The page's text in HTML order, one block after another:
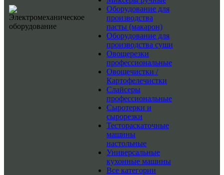
Оборудование для
производства
пасты (макарон)
Оборудование для
производства суши
Овощерезки
профессиональные
Овощечистки /
Картофелечистки
Слайсеры
профессиональные
Сыротерки и
сырорезки
Тестораскаточные
машины
настольные
Универсальные
кухонные машины
Все категории